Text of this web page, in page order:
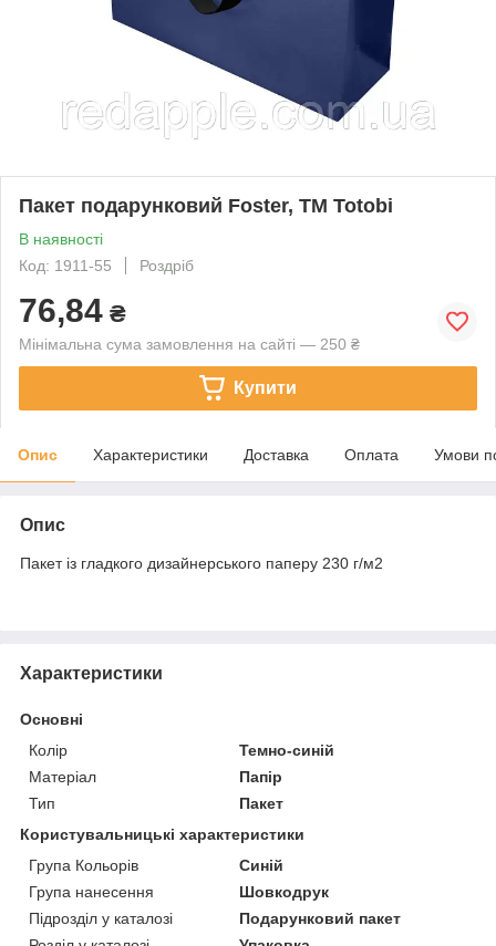
Пакет подарунковий Foster, TM Totobi
В наявності
Код: 1911-55
Роздріб
76,84 ₴
Мінімальна сума замовлення на сайті — 250 ₴
Купити
Опис Характеристики Доставка Оплата Умови
Опис
Пакет із гладкого дизайнерського паперу 230 г/м2
Характеристики
Основні
Колір
Темно-синій
Матеріал
Папір
Тип
Пакет
Користувальницькі характеристики
Група Кольорів
Синій
Група нанесення
Шовкодрук
Підрозділ у каталозі
Подарунковий пакет